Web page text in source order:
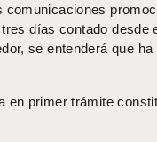
comunicaciones
días contado desde
se entenderá que ha
en primer trámite